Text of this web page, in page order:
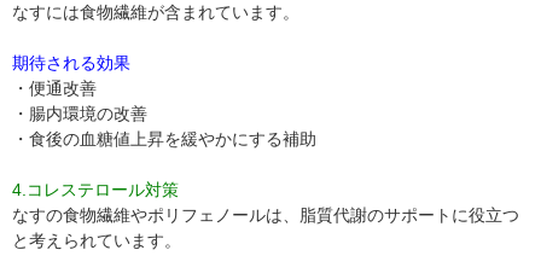
なすには食物繊維が含まれています。
期待される効果
・便通改善
・腸内環境の改善
・食後の血糖値上昇を緩やかにする補助
4.コレステロール対策
なすの食物繊維やポリフェノールは、脂質代謝のサポートに役立つ
と考えられています。